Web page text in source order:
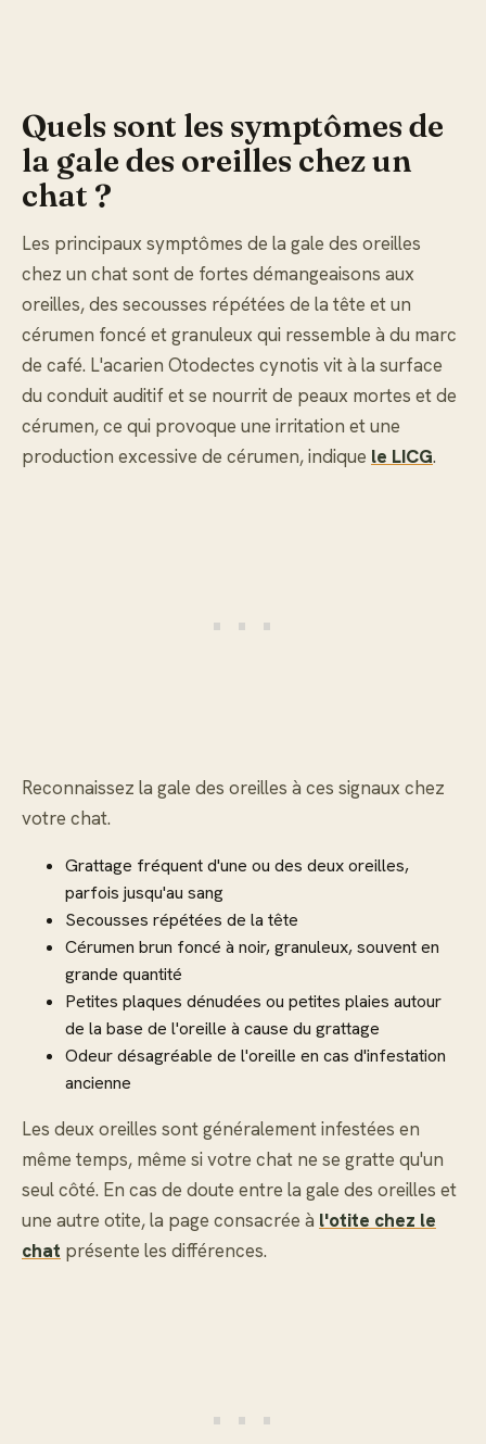
Quels sont les symptômes de
la gale des oreilles chez un
chat ?
Les principaux symptômes de la gale des oreilles
chez un chat sont de fortes démangeaisons aux
oreilles, des secousses répétées de la tête et un
cérumen foncé et granuleux qui ressemble à du marc
de café. L'acarien Otodectes cynotis vit à la surface
du conduit auditif et se nourrit de peaux mortes et de
cérumen, ce qui provoque une irritation et une
production excessive de cérumen, indique le LICG.
Reconnaissez la gale des oreilles à ces signaux chez
votre chat.
Grattage fréquent d'une ou des deux oreilles,
parfois jusqu'au sang
Secousses répétées de la tête
Cérumen brun foncé à noir, granuleux, souvent en
grande quantité
Petites plaques dénudées ou petites plaies autour
de la base de l'oreille à cause du grattage
Odeur désagréable de l'oreille en cas d'infestation
ancienne
Les deux oreilles sont généralement infestées en
même temps, même si votre chat ne se gratte qu'un
seul côté. En cas de doute entre la gale des oreilles et
une autre otite, la page consacrée à l'otite chez le
chat présente les différences.